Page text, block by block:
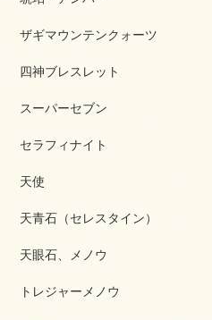
ザギマウンテンクォーツ
四神ブレスレット
スーパーセブン
セラフィナイト
天使
天青石（セレスタイン）
天眼石、メノウ
トレジャーメノウ